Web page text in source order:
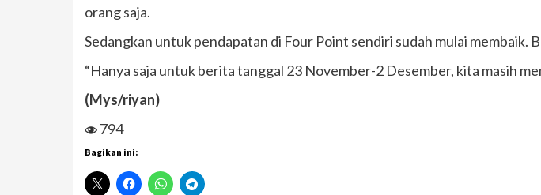
orang saja.
Sedangkan untuk pendapatan di Four Point sendiri sudah mulai membaik.
“Hanya saja untuk berita tanggal 23 November-2 Desember, kita masih
(Mys/riyan)
794
Bagikan ini: